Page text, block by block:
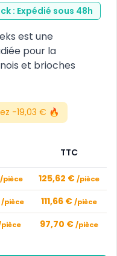
: Expédié sous 48h
est une
pour la
et brioches
-19,03 € 🔥
TTC
/pièce 125,62 €/pièce
/pièce 111,66 €/pièce
97,70 €/pièce